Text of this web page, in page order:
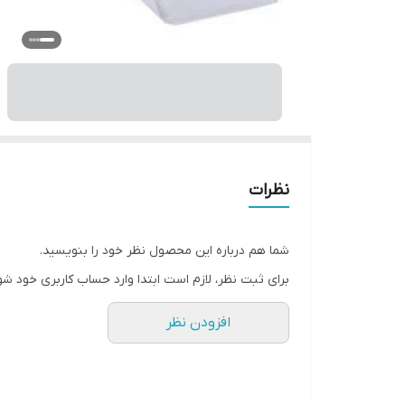
نظرات
شما هم درباره این محصول نظر خود را بنویسید.
برای ثبت نظر، لازم است ابتدا وارد حساب کاربری خود
افزودن نظر